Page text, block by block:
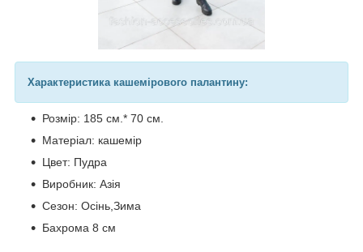
Характеристика кашемірового палантину:
Розмір: 185 см.* 70 см.
Матеріал: кашемір
Цвет: Пудра
Виробник: Азія
Сезон: Осінь,Зима
Бахрома 8 см